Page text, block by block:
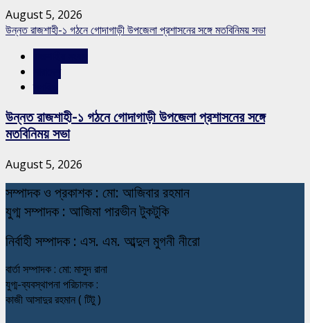
August 5, 2026
উন্নত রাজশাহী-১ গঠনে গোদাগাড়ী উপজেলা প্রশাসনের সঙ্গে মতবিনিময় সভা
উন্নত রাজশাহী-১ গঠনে গোদাগাড়ী উপজেলা প্রশাসনের সঙ্গে
মতবিনিময় সভা
August 5, 2026
সম্পাদক ও প্রকাশক : মো: আজিবার রহমান
যুগ্ম সম্পাদক : আজিমা পারভীন টুকটুকি
নির্বাহী সম্পাদক : এস. এম. আব্দুল মুগনী নীরো
বার্তা সম্পাদক : মো: মাসুদ রানা
যুগ্ম-ব্যবস্থাপনা পরিচালক :
কাজী আসাদুর রহমান ( টিটু )